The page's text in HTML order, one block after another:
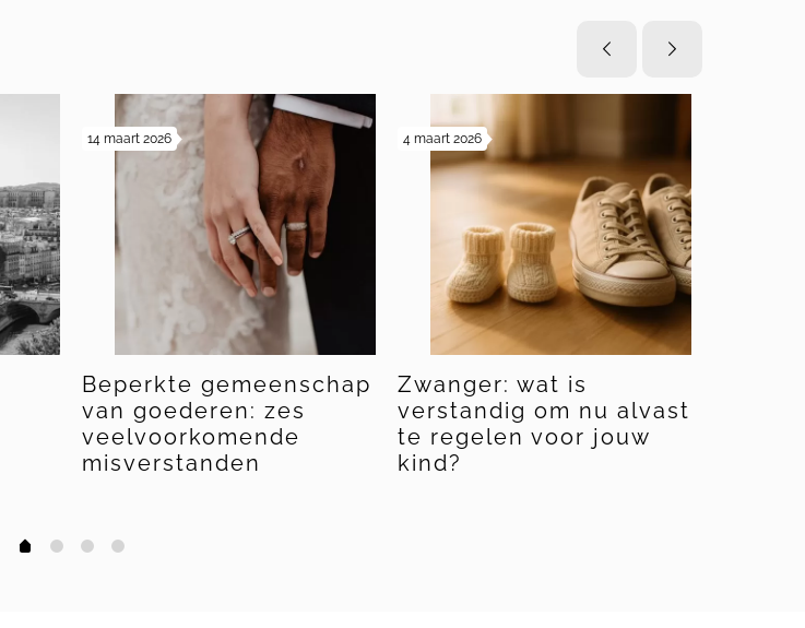
14 maart 2026
Beperkte gemeenschap
van goederen: zes
veelvoorkomende
misverstanden
4 maart 2026
Zwanger: wat is
verstandig om nu alvast
te regelen voor jouw
kind?
0 1 2 3